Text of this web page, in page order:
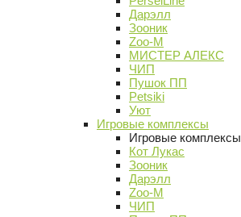
Дарэлл
Зооник
Zoo-M
МИСТЕР АЛЕКС
ЧИП
Пушок ПП
Petsiki
Уют
Игровые комплексы
Игровые комплексы
Кот Лукас
Зооник
Дарэлл
Zoo-M
ЧИП